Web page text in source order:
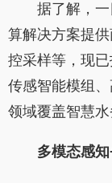
据了解，
算解决方案提
控采样等，现
传感智能模组
领域覆盖智慧水
多模态感